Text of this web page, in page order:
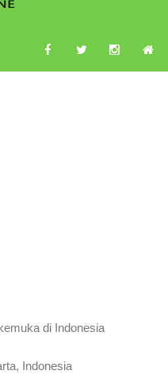
di Indonesia
Indonesia